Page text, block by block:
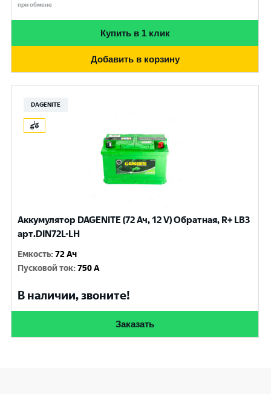
при обмене
Купить в 1 клик
Добавить в корзину
DAGENITE
Аккумулятор DAGENITE (72 Ач, 12 V) Обратная, R+ LB3
арт.DIN72L-LH
Емкость:72 Ач
Пусковой ток:750 A
В наличии, звоните!
Заказать